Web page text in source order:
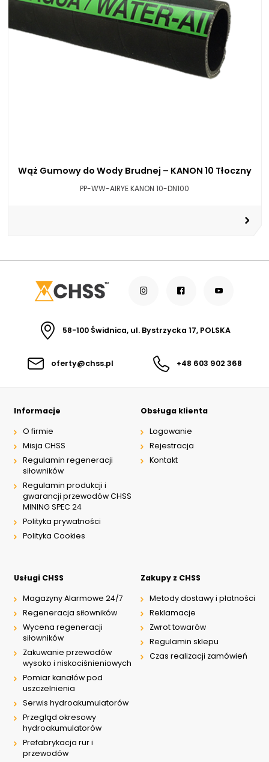
Wąż Gumowy do Wody Brudnej – KANON 10 Tłoczny
PP-WW-AIRYE KANON 10-DN100
58-100 Świdnica, ul. Bystrzycka 17, POLSKA
oferty@chss.pl +48 603 902 368
Informacje
O firmie
Misja CHSS
Regulamin regeneracji
siłowników
Regulamin produkcji i
gwarancji przewodów CHSS
MINING SPEC 24
Polityka prywatności
Polityka Cookies
Obsługa klienta
Logowanie
Rejestracja
Kontakt
Usługi CHSS
Magazyny Alarmowe 24/7
Regeneracja siłowników
Wycena regeneracji
siłowników
Zakuwanie przewodów
wysoko i niskociśnieniowych
Pomiar kanałów pod
uszczelnienia
Serwis hydroakumulatorów
Przegląd okresowy
hydroakumulatorów
Prefabrykacja rur i
przewodów
Zakupy z CHSS
Metody dostawy i płatności
Reklamacje
Zwrot towarów
Regulamin sklepu
Czas realizacji zamówień